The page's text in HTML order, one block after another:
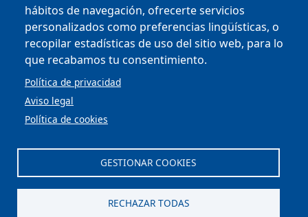
hábitos de navegación, ofrecerte servicios
personalizados como preferencias lingüísticas, o
recopilar estadísticas de uso del sitio web, para lo
que recabamos tu consentimiento.
Política de privacidad
Aviso legal
Política de cookies
GESTIONAR COOKIES
RECHAZAR TODAS
Copyright © 2025
MENU FOOTER
PERFIL DEL CONTRATANTE
OFICINA VIRTUAL
COMPLIANCE Y ÉTICA
AVISO LEGAL
CONTACTO